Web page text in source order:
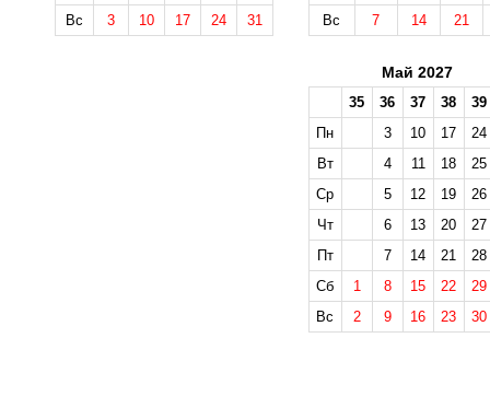
Вс
3 10 17 24 31
Вс
7 14 21
Май 2027
35 36 37 38
39
Пн
3 10 17
24
Вт
4 11 18
25
Ср
5 12 19
26
Чт
6 13 20
27
Пт
7 14 21
28
Сб
1 8 15 22
29
Вс
2 9 16 23 30